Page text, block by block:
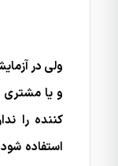
ولی در
و یا مشتری
استفاده